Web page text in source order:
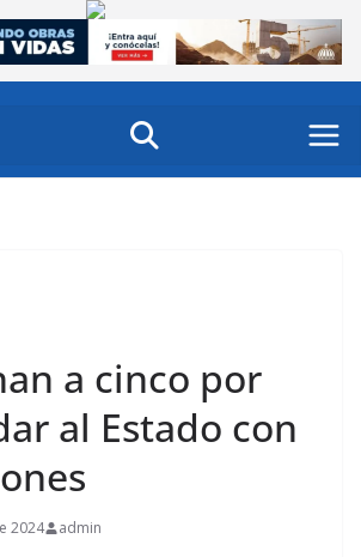
a cinco por
al Estado con
2024 admin